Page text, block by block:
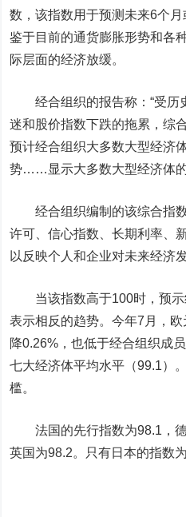
数，该指数用于预测未来6个月
鉴于目前的通货膨胀形势和各
际层面的经济放缓。
经合组织的报告称：“受历
迷和股价指数下跌的拖累，综
预计经合组织大多数大型经济
势……显示大多数大型经济体
经合组织编制的该综合指数
许可、信心指数、长期利率、
以反映个人和企业对未来经济
当该指数高于100时，预示
表示相反的趋势。今年7月，
降0.26%，也低于经合组织成
七大经济体平均水平（99.1）
槛。
法国的先行指数为98.1，德
英国为98.2。只有日本的指数为